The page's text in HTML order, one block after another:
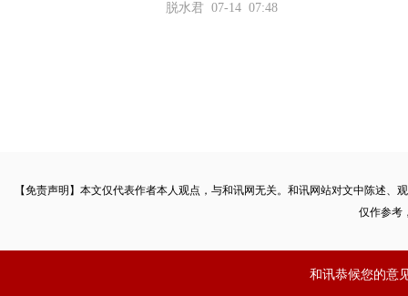
脱水君 07-14 07:48
【免责声明】本文仅代表作者本人观点，与和讯网无关。和讯网站对文中陈述
仅作参考
和讯恭候您的意